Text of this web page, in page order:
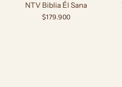
NTV Biblia Él Sana
Precio
$179.900